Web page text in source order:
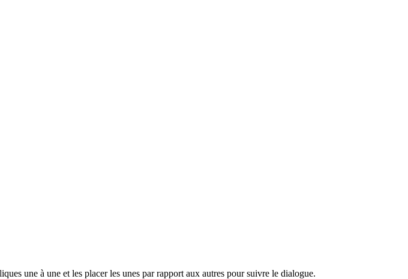
une à une et les placer les unes par rapport aux autres pour suivre le dialogue.